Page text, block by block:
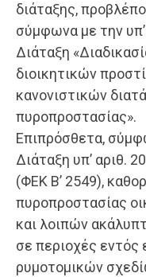
διάταξης,
σύμφωνα με την
Διάταξη
διοικητικών
κανονιστικών
πυροπροστασίας».
Επιπρόσθετα,
Διάταξη υπ’ αριθ.
(ΦΕΚ Β’ 2549),
πυροπροστασίας
και λοιπών
σε περιοχές εντός
ρυμοτομικών